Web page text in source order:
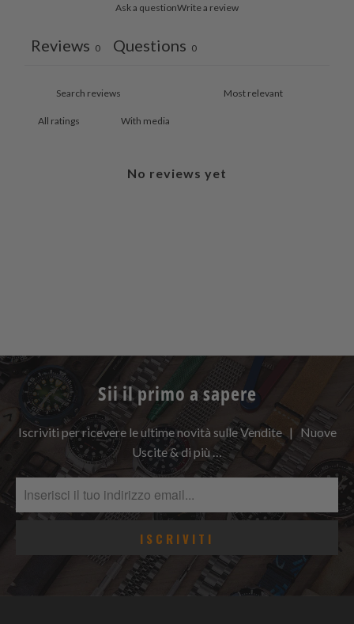
Ask a questionWrite a review
Reviews 0 Questions 0
With media
No reviews yet
Sii il primo a sapere
Iscriviti per ricevere le ultime novità sulle Vendite | Nuove
Uscite & di più …